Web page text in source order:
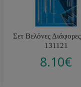
Σετ Βελόνες
131121
8.10€